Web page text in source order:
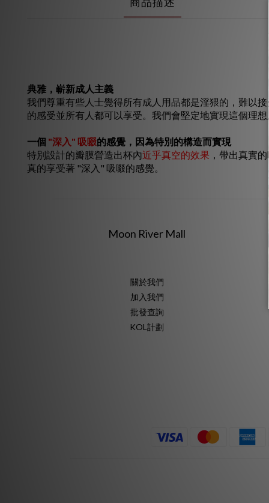
典雅，嶄新成人主義
我們尊重有些人士覺得所有成人用品都是淫猥的，難以
的感受並所有人都可以享受。我們會堅定地實現這個理
一個 "深入" 吸啜的感覺，因為特別的構造而實現
特別設計的瓣膜營造出杯內近乎真空的效果 ，帶出真實
真的享受著 "深入" 吸啜的感覺。
Moon River Mall
關於我們
加入我們
批發查詢
KOL計劃